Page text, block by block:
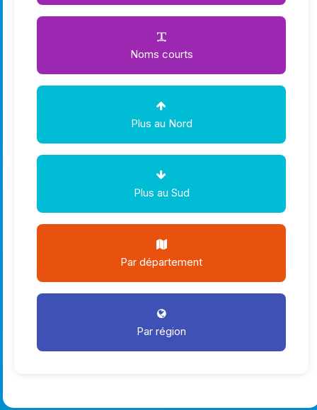
Noms courts
Plus au Nord
Plus au Sud
Par département
Par région